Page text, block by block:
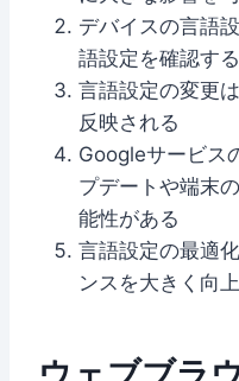
デバイスの言語
語設定を確認す
言語設定の変更
反映される
Googleサービス
プデートや端末
能性がある
言語設定の最適
ンスを大きく向